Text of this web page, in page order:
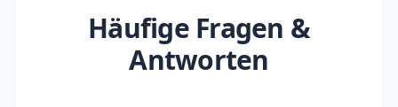
Häufige Fragen &
Antworten